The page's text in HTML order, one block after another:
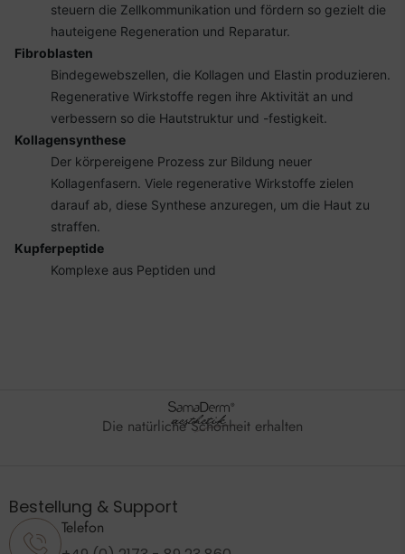
steuern die Zellkommunikation und fördern so gezielt die
hauteigene Regeneration und Reparatur.
Fibroblasten
Bindegewebszellen, die Kollagen und Elastin produzieren.
Regenerative Wirkstoffe regen ihre Aktivität an und
verbessern so die Hautstruktur und -festigkeit.
Kollagensynthese
Der körpereigene Prozess zur Bildung neuer
Kollagenfasern. Viele regenerative Wirkstoffe zielen
darauf ab, diese Synthese anzuregen, um die Haut zu
straffen.
Kupferpeptide
Komplexe aus Peptiden und
Die natürliche Schönheit erhalten
Bestellung & Support
Telefon